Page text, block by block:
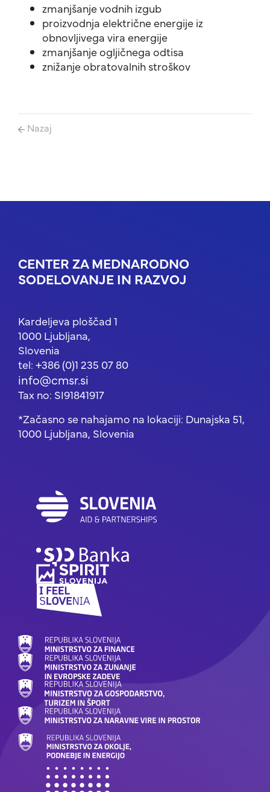
zmanjšanje vodnih izgub
proizvodnja električne energije iz
obnovljivega vira energije
zmanjšanje ogljičnega odtisa
znižanje obratovalnih stroškov
Nazaj
CENTER ZA MEDNARODNO
SODELOVANJE IN RAZVOJ
Kardeljeva ploščad 1
1000 Ljubljana,
Slovenia
tel: +386 (0)1 235 07 80
info@cmsr.si
Tax no: SI91841917
*Začasno se nahajamo na lokaciji: Dunajska 51,
1000 Ljubljana, Slovenia